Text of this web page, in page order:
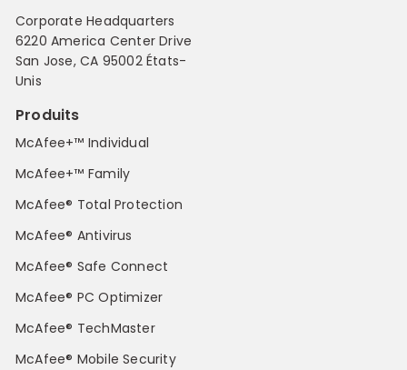
Corporate Headquarters
6220 America Center Drive
San Jose, CA 95002 États-
Unis
Produits
McAfee+™ Individual
McAfee+™ Family
McAfee® Total Protection
McAfee® Antivirus
McAfee® Safe Connect
McAfee® PC Optimizer
McAfee® TechMaster
McAfee® Mobile Security